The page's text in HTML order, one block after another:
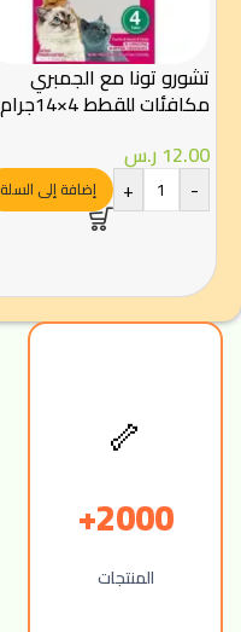
تشورو تونا مع الجمبري
مكافئات للقطط 4×14جرام
12.00 ر.س
-
+ إضافة إلى السلة
🦴
2000+
المنتجات